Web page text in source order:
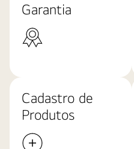
Garantia
Cadastro de
Produtos